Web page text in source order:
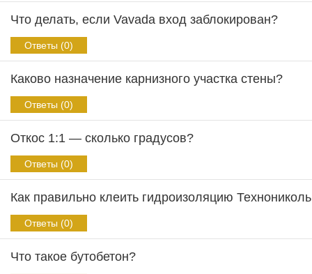
Что делать, если Vavada вход заблокирован?
Ответы (0)
Каково назначение карнизного участка стены?
Ответы (0)
Откос 1:1 — сколько градусов?
Ответы (0)
Как правильно клеить гидроизоляцию
Ответы (0)
Что такое бутобетон?